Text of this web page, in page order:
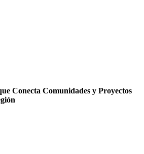
Conecta Comunidades y Proyectos